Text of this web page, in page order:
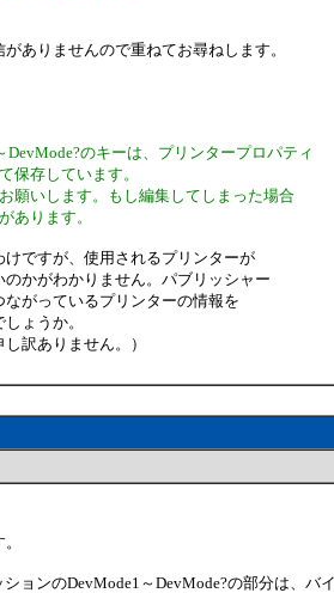
ありませんので重ねてお尋ねします。
DevMode?のキーは、プリンタープロパティ
保存しています。
願いします。もし編集してしまった場合
あります。
ですが、使用されるプリンターが
かがわかりません。パブリッシャー
がっているプリンターの情報を
ょうか。
訳ありません。）
ョンのDevMode1～DevMode?の部分は、バ